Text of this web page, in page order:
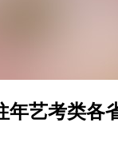
年艺考类各